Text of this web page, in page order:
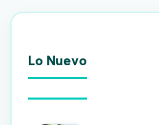
Lo Nuevo